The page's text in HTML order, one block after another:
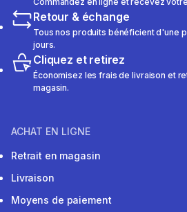
Retour & échange
Tous nos produits bénéficient d'une
jours.
Cliquez et retirez
Économisez les frais de livraison et
magasin.
ACHAT EN LIGNE
Retrait en magasin
Livraison
Moyens de paiement